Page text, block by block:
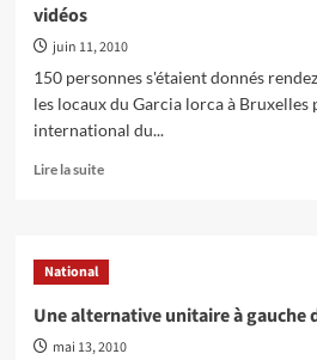
Communiste)
vidéos
juin 11, 2010
150 personnes s'étaient donnés
les locaux du Garcia lorca à Bruxelles
international du...
Lire la suiteEn
MEETING
Front
des
National
Une alternative unitaire à gauche
mai 13, 2010